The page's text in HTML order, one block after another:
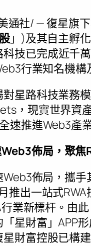
通社/ — 復星旗
」)及其自主孵
技已完成近千
行業知名機構
星路科技業務
，現實世界
速推進Web3產
Web3佈局，聚焦
佈局，攜
推出一站式
行業新標杆。
星財富」APP
財富控股已構